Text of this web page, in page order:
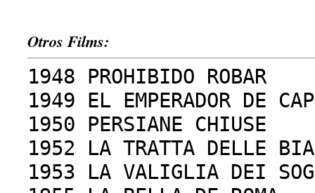
Otros Films:
1948 PROHIBIDO ROBAR
1949 EL EMPERADOR DE
1950 PERSIANE CHIUSE
1952 LA TRATTA DELLE
1953 LA VALIGLIA DEI